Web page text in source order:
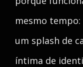
mesmo
um splash de
íntima de